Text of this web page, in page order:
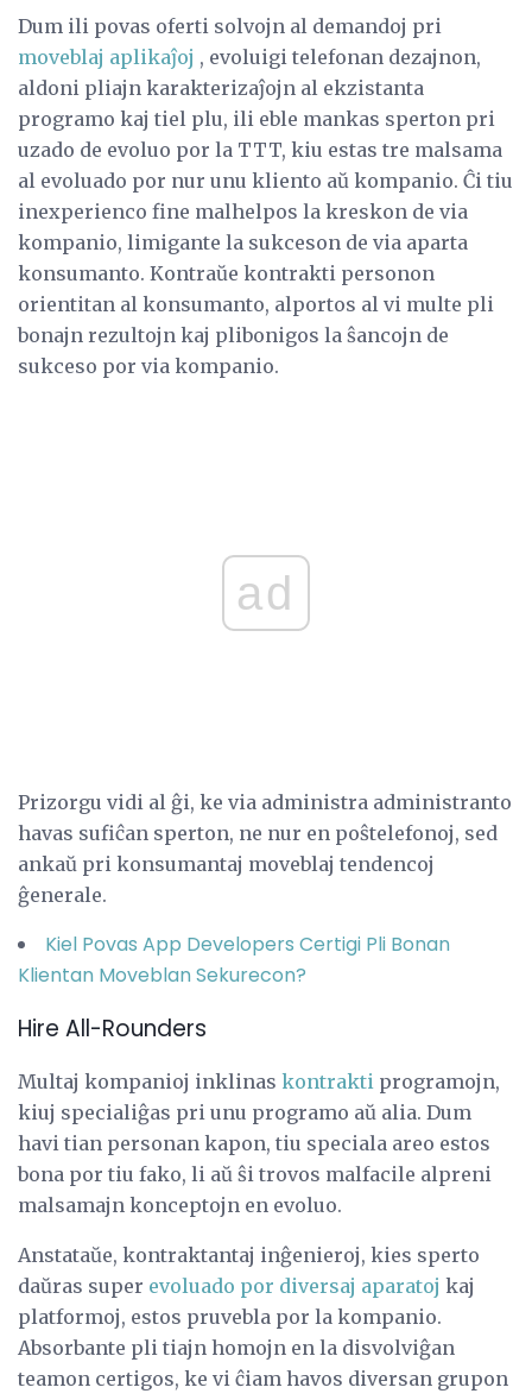
Dum ili povas oferti solvojn al demandoj pri
moveblaj aplikaĵoj , evoluigi telefonan dezajnon,
aldoni pliajn karakterizaĵojn al ekzistanta
programo kaj tiel plu, ili eble mankas sperton pri
uzado de evoluo por la TTT, kiu estas tre malsama
al evoluado por nur unu kliento aŭ kompanio. Ĉi tiu
inexperienco fine malhelpos la kreskon de via
kompanio, limigante la sukceson de via aparta
konsumanto. Kontraŭe kontrakti personon
orientitan al konsumanto, alportos al vi multe pli
bonajn rezultojn kaj plibonigos la ŝancojn de
sukceso por via kompanio.
ad
Prizorgu vidi al ĝi, ke via administra administranto
havas sufiĉan sperton, ne nur en poŝtelefonoj, sed
ankaŭ pri konsumantaj moveblaj tendencoj
ĝenerale.
Kiel Povas App Developers Certigi Pli Bonan
Klientan Moveblan Sekurecon?
Hire All-Rounders
Multaj kompanioj inklinas kontrakti programojn,
kiuj specialiĝas pri unu programo aŭ alia. Dum
havi tian personan kapon, tiu speciala areo estos
bona por tiu fako, li aŭ ŝi trovos malfacile alpreni
malsamajn konceptojn en evoluo.
Anstataŭe, kontraktantaj inĝenieroj, kies sperto
daŭras super evoluado por diversaj aparatoj kaj
platformoj, estos pruvebla por la kompanio.
Absorbante pli tiajn homojn en la disvolviĝan
teamon certigos, ke vi ĉiam havos diversan grupon